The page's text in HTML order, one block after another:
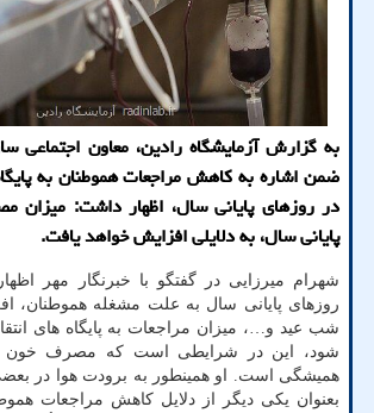
به گزارش آزمایشگاه رادین، معاون اجتماعی
ضمن اشاره به کاهش مراجعات هموطنان به
در روزهای پایانی سال، اظهار داشت: میزان
پایانی سال، به دلایلی افزایش خواهد یافت.
شهرام میرزایی در گفتگو با خبرنگار مهر
روزهای پایانی سال به علت مشغله هموطنان،
شب عید و…، میزان مراجعات به پایگاه های
شود، این در شرایطی است که مصرف خون
همیشگی است. او همینطور به برودت هوا در
بعنوان یکی دیگر از دلایل کاهش مراجعات